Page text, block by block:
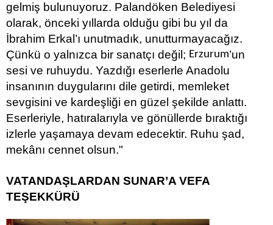
gelmiş bulunuyoruz. Palandöken Belediyesi
olarak, önceki yıllarda olduğu gibi bu yıl da
İbrahim Erkal’ı unutmadık, unutturmayacağız.
Çünkü o yalnızca bir sanatçı değil; Erzurum’un
sesi ve ruhuydu. Yazdığı eserlerle Anadolu
insanının duygularını dile getirdi, memleket
sevgisini ve kardeşliği en güzel şekilde anlattı.
Eserleriyle, hatıralarıyla ve gönüllerde bıraktığı
izlerle yaşamaya devam edecektir. Ruhu şad,
mekânı cennet olsun."
VATANDAŞLARDAN SUNAR’A VEFA
TEŞEKKÜRÜ